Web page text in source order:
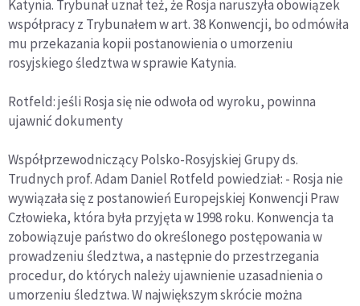
Katynia. Trybunał uznał też, że Rosja naruszyła obowiązek
współpracy z Trybunałem w art. 38 Konwencji, bo odmówiła
mu przekazania kopii postanowienia o umorzeniu
rosyjskiego śledztwa w sprawie Katynia.
Rotfeld: jeśli Rosja się nie odwoła od wyroku, powinna
ujawnić dokumenty
Współprzewodniczący Polsko-Rosyjskiej Grupy ds.
Trudnych prof. Adam Daniel Rotfeld powiedział: - Rosja nie
wywiązała się z postanowień Europejskiej Konwencji Praw
Człowieka, która była przyjęta w 1998 roku. Konwencja ta
zobowiązuje państwo do określonego postępowania w
prowadzeniu śledztwa, a następnie do przestrzegania
procedur, do których należy ujawnienie uzasadnienia o
umorzeniu śledztwa. W największym skrócie można